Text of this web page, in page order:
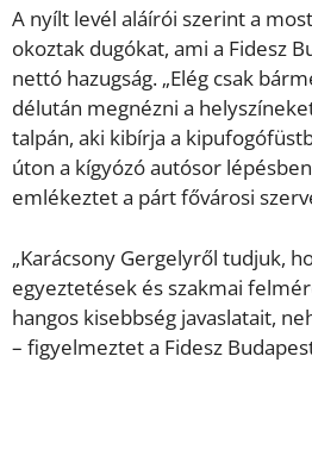
A nyílt levél aláírói szerint a
okoztak dugókat, ami a Fidesz
nettó hazugság. „Elég csak
délután megnézni a
talpán, aki kibírja a
úton a kígyózó autósor
emlékeztet a párt fővárosi
„Karácsony Gergelyről tudjuk,
egyeztetések és szakmai
hangos kisebbség javaslatait,
– figyelmeztet a Fidesz